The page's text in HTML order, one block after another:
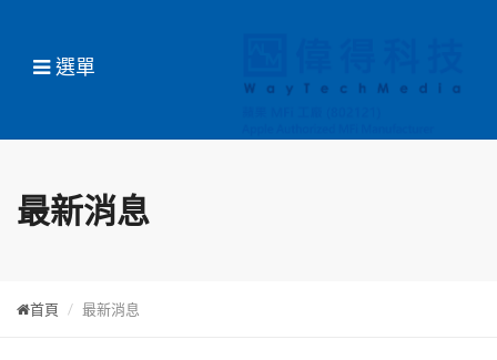
選單
最新消息
首頁 最新消息